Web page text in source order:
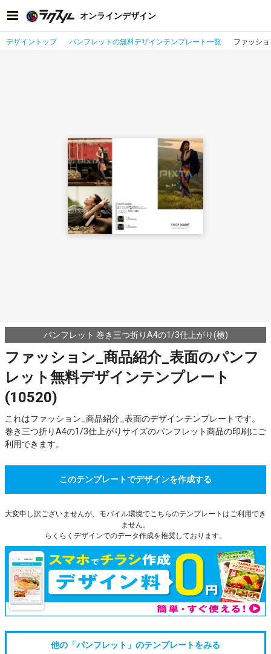
オンラインデザイン
デザイントップ パンフレットの無料デザインテンプレート一覧 ファッシ
パンフレット 巻き三つ折りA4の1/3仕上がり(横)
ファッション_商品紹介_表面のパンフ
レット無料デザインテンプレート
(10520)
これはファッション_商品紹介_表面のデザインテンプレートです。
巻き三つ折りA4の1/3仕上がりサイズのパンフレット商品の印刷にご
利用できます。
このテンプレートでデザインを作成する
大変申し訳ございませんが、モバイル環境でこちらのテンプレートはご利用でき
ません。
らくらくデザインでのデータ作成を推奨しております。
他の「パンフレット」のテンプレートをみる